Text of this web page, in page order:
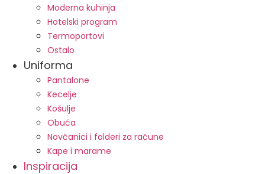
Moderna kuhinja
Hotelski program
Termoportovi
Ostalo
Uniforma
Pantalone
Kecelje
Košulje
Obuća
Novčanici i folderi za račune
Kape i marame
Inspiracija